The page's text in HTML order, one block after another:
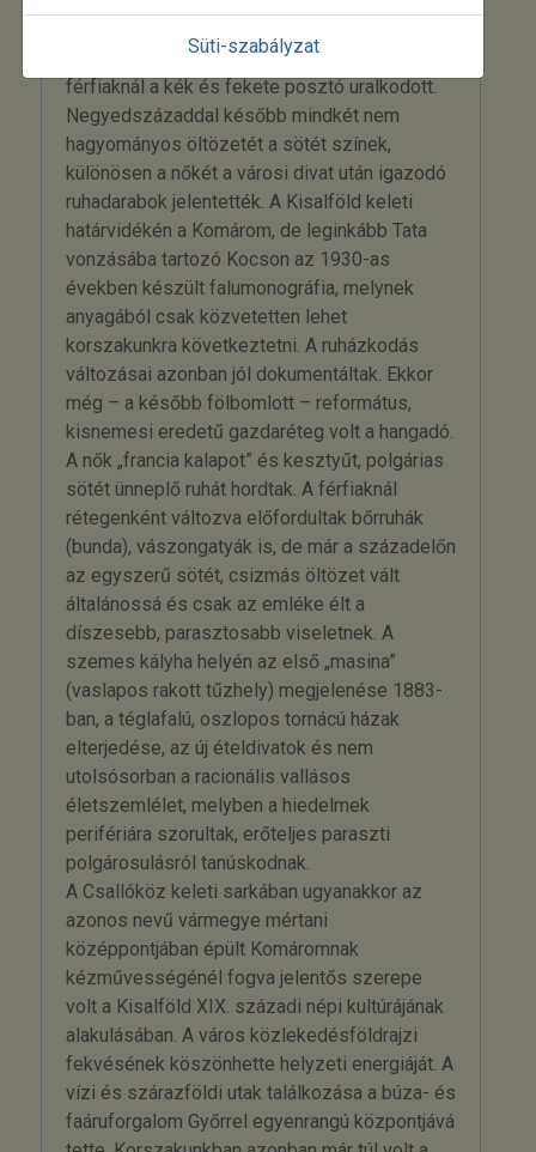
Süti-szabályzat
parasztok hagyományos viseletében a
férfiaknál a kék és fekete posztó uralkodott.
Negyedszázaddal később mindkét nem
hagyományos öltözetét a sötét színek,
különösen a nőkét a városi divat után igazodó
ruhadarabok jelentették. A Kisalföld keleti
határvidékén a Komárom, de leginkább Tata
vonzásába tartozó Kocson az 1930-as
években készült falumonográfia, melynek
anyagából csak közvetetten lehet
korszakunkra következtetni. A ruházkodás
változásai azonban jól dokumentáltak. Ekkor
még – a később fölbomlott – református,
kisnemesi eredetű gazdaréteg volt a hangadó.
A nők „francia kalapot” és kesztyűt, polgárias
sötét ünneplő ruhát hordtak. A férfiaknál
rétegenként változva előfordultak bőrruhák
(bunda), vászongatyák is, de már a századelőn
az egyszerű sötét, csizmás öltözet vált
általánossá és csak az emléke élt a
díszesebb, parasztosabb viseletnek. A
szemes kályha helyén az első „masina”
(vaslapos rakott tűzhely) megjelenése 1883-
ban, a téglafalú, oszlopos tornácú házak
elterjedése, az új ételdivatok és nem
utolsósorban a racionális vallásos
életszemlélet, melyben a hiedelmek
perifériára szorultak, erőteljes paraszti
polgárosulásról tanúskodnak.
A Csallóköz keleti sarkában ugyanakkor az
azonos nevű vármegye mértani
középpontjában épült Komáromnak
kézművességénél fogva jelentős szerepe
volt a Kisalföld XIX. századi népi kultúrájának
alakulásában. A város közlekedésföldrajzi
fekvésének köszönhette helyzeti energiáját. A
vízi és szárazföldi utak találkozása a búza- és
faáruforgalom Győrrel egyenrangú központjává